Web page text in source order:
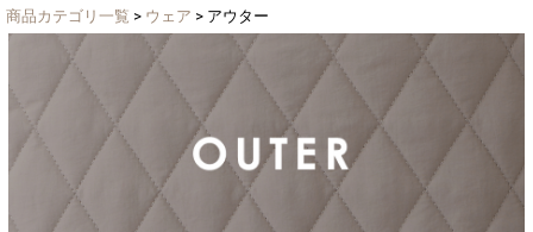
商品カテゴリ一覧 > ウェア > アウター